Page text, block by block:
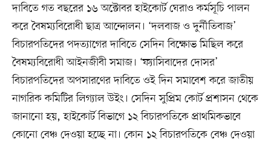
দাবিতে গত বছরের ১৬ অক্টোবর হাইকোর্ট ঘেরাও কর্মসূচি পালন
করে বৈষম্যবিরোধী ছাত্র আন্দোলন। ‘দলবাজ ও দুর্নীতিবাজ’
বিচারপতিদের পদত্যাগের দাবিতে সেদিন বিক্ষোভ মিছিল করে
বৈষম্যবিরোধী আইনজীবী সমাজ। ‘ফ্যাসিবাদের দোসর’
বিচারপতিদের অপসারণের দাবিতে ওই দিন সমাবেশ করে জাতীয়
নাগরিক কমিটির লিগ্যাল উইং। সেদিন সুপ্রিম কোর্ট প্রশাসন থেকে
জানানো হয়, হাইকোর্ট বিভাগে ১২ বিচারপতিকে প্রাথমিকভাবে
কোনো বেঞ্চ দেওয়া হচ্ছে না। কোন ১২ বিচারপতিকে বেঞ্চ দেওয়া